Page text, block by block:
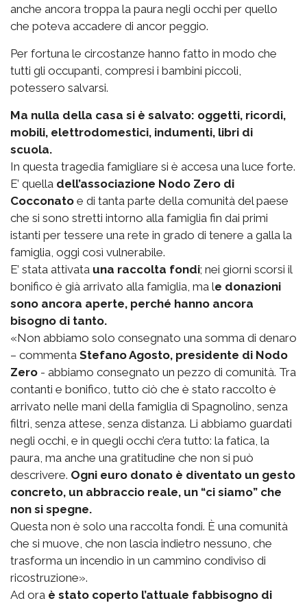
anche ancora troppa la paura negli occhi per quello
che poteva accadere di ancor peggio.
Per fortuna le circostanze hanno fatto in modo che
tutti gli occupanti, compresi i bambini piccoli,
potessero salvarsi.
Ma nulla della casa si è salvato: oggetti, ricordi,
mobili, elettrodomestici, indumenti, libri di
scuola.
In questa tragedia famigliare si è accesa una luce forte.
E’ quella dell’associazione Nodo Zero di
Cocconato e di tanta parte della comunità del paese
che si sono stretti intorno alla famiglia fin dai primi
istanti per tessere una rete in grado di tenere a galla la
famiglia, oggi così vulnerabile.
E’ stata attivata una raccolta fondi; nei giorni scorsi il
bonifico è già arrivato alla famiglia, ma le donazioni
sono ancora aperte, perché hanno ancora
bisogno di tanto.
«Non abbiamo solo consegnato una somma di denaro
– commenta Stefano Agosto, presidente di Nodo
Zero - abbiamo consegnato un pezzo di comunità. Tra
contanti e bonifico, tutto ciò che è stato raccolto è
arrivato nelle mani della famiglia di Spagnolino, senza
filtri, senza attese, senza distanza. Li abbiamo guardati
negli occhi, e in quegli occhi c’era tutto: la fatica, la
paura, ma anche una gratitudine che non si può
descrivere. Ogni euro donato è diventato un gesto
concreto, un abbraccio reale, un “ci siamo” che
non si spegne.
Questa non è solo una raccolta fondi. È una comunità
che si muove, che non lascia indietro nessuno, che
trasforma un incendio in un cammino condiviso di
ricostruzione».
Ad ora è stato coperto l’attuale fabbisogno di